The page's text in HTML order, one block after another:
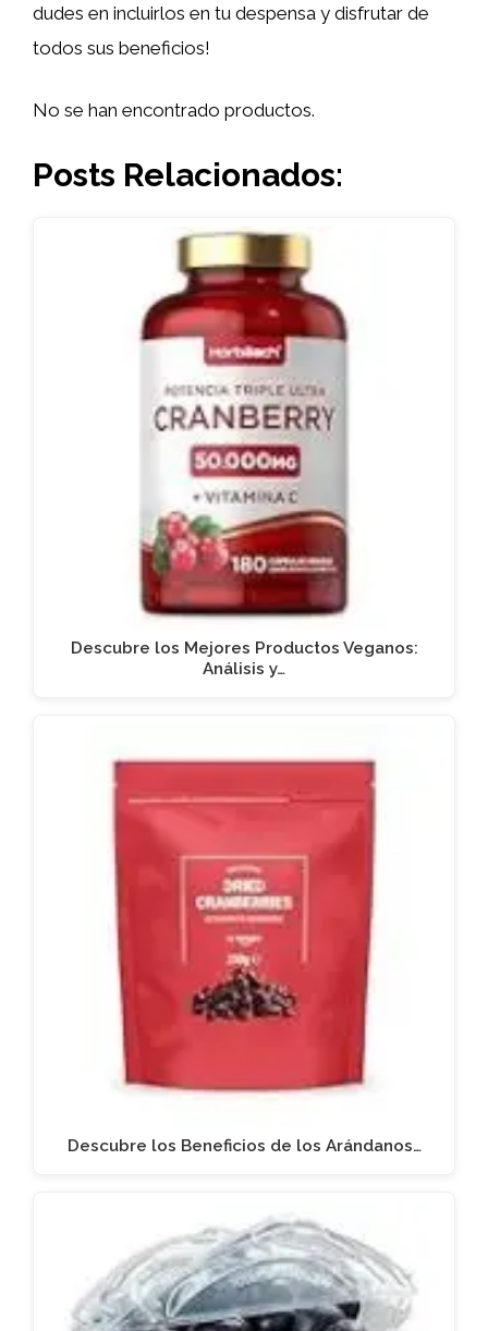
dudes en incluirlos en tu despensa y disfrutar de
todos sus beneficios!
No se han encontrado productos.
Posts Relacionados:
Descubre los Mejores Productos Veganos:
Análisis y…
Descubre los Beneficios de los Arándanos…